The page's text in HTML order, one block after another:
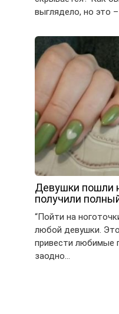
выглядело, но это
Девушки пошли
получили
“Пойти на
любой девушки.
привести любимые
заодно…